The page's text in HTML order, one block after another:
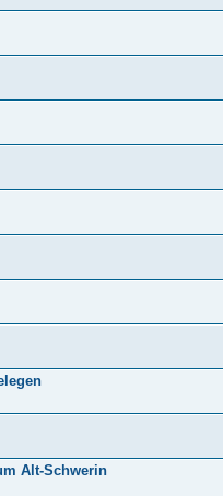
Alt-Schwerin